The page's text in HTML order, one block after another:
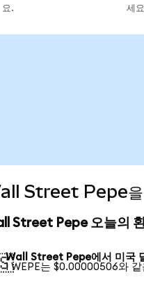
요.
세
Street Pepe을
Street Pepe 오늘의
Wall Street Pepe에서 미국
1 WEPE는 $0.00000506와 같